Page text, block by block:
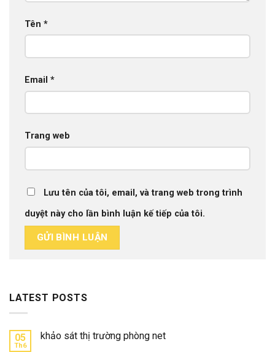
Tên *
Email *
Trang web
Lưu tên của tôi, email, và trang web trong trình
duyệt này cho lần bình luận kế tiếp của tôi.
LATEST POSTS
05
Th6
khảo sát thị trường phòng net